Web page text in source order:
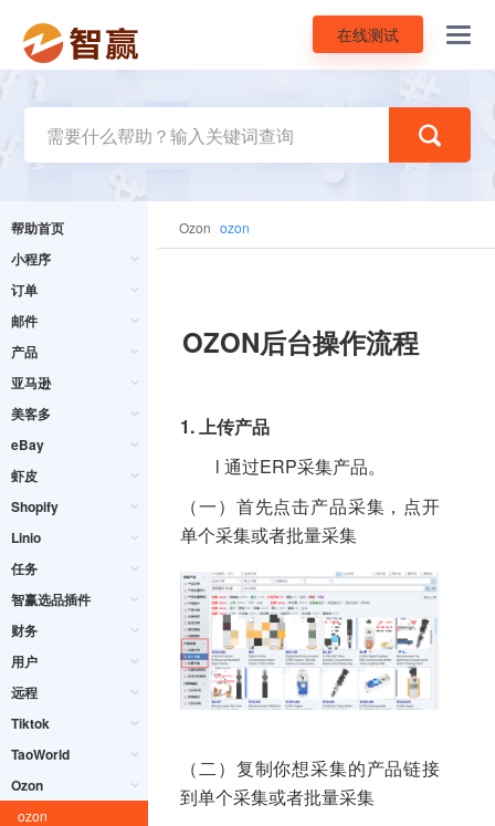
在线测试
帮助首页
小程序
订单
邮件
产品
亚马逊
美客多
eBay
虾皮
Shopify
Linio
任务
智赢选品插件
财务
用户
远程
Tiktok
TaoWorld
Ozon
ozon
Ozon ozon
OZON后台操作流程
1.上传产品
l 通过ERP采集产品。
（一）首先点击产品采集，点开
单个采集或者批量采集
（二）复制你想采集的产品链接
到单个采集或者批量采集